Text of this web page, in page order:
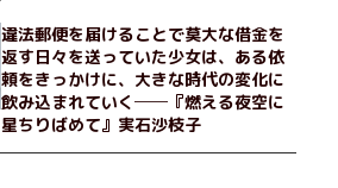
違法郵便を届けることで莫大な借金を
返す日々を送っていた少女は、ある依
頼をきっかけに、大きな時代の変化に
飲み込まれていく──『燃える夜空に
星ちりばめて』実石沙枝子